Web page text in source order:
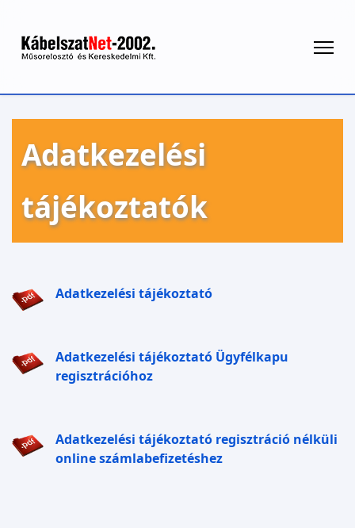
Adatkezelési
tájékoztatók
Adatkezelési tájékoztató
Adatkezelési tájékoztató Ügyfélkapu
regisztrációhoz
Adatkezelési tájékoztató regisztráció nélküli
online számlabefizetéshez